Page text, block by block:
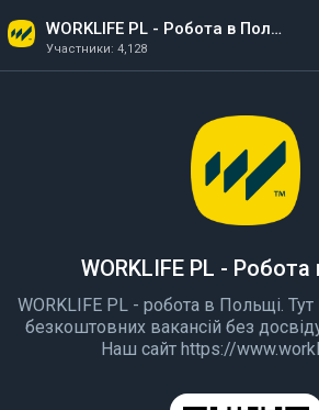
WORKLIFE PL - Робота в Польщі
Участники: 4,128
Участники: 4,128
WORKLIFE PL -
WORKLIFE PL - робота в Польщі. Тут
безкоштовних вакансій без
Наш сайт https://